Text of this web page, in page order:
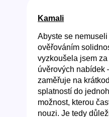
Kamali
Abyste se
ověřováním
vyzkoušela jsem
úvěrových nabídek
zaměřuje na
splatností do
možnost, kterou
nouzi. Je tedy